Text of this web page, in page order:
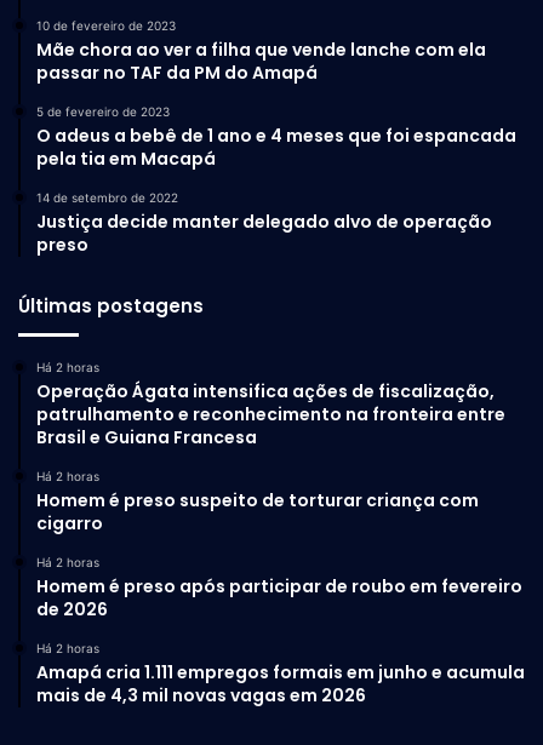
10 de fevereiro de 2023
Mãe chora ao ver a filha que vende lanche com ela
passar no TAF da PM do Amapá
5 de fevereiro de 2023
O adeus a bebê de 1 ano e 4 meses que foi espancada
pela tia em Macapá
14 de setembro de 2022
Justiça decide manter delegado alvo de operação
preso
Últimas postagens
Há 2 horas
Operação Ágata intensifica ações de fiscalização,
patrulhamento e reconhecimento na fronteira entre
Brasil e Guiana Francesa
Há 2 horas
Homem é preso suspeito de torturar criança com
cigarro
Há 2 horas
Homem é preso após participar de roubo em fevereiro
de 2026
Há 2 horas
Amapá cria 1.111 empregos formais em junho e acumula
mais de 4,3 mil novas vagas em 2026